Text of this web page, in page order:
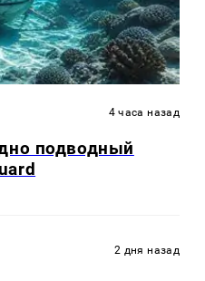
4 часа назад
подводный
2 дня назад